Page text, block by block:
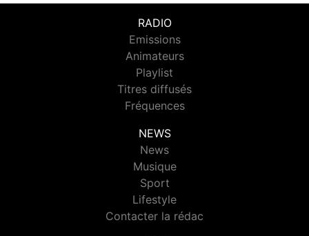
RADIO
Emissions
Animateurs
Playlist
Titres diffusés
Fréquences
NEWS
News
Musique
Sport
Lifestyle
Contacter la rédac